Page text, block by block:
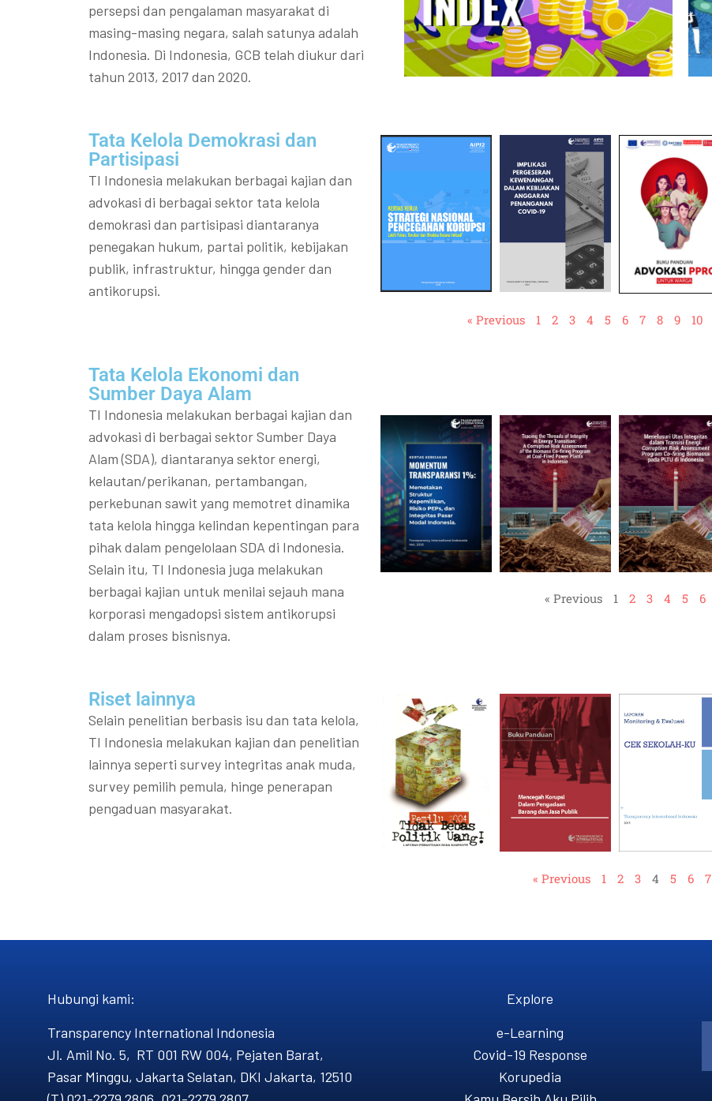
persepsi dan pengalaman masyarakat di
masing-masing negara, salah satunya adalah
Indonesia. Di Indonesia, GCB telah diukur dari
tahun 2013, 2017 dan 2020.
Tata Kelola Demokrasi dan
Partisipasi​
TI Indonesia melakukan berbagai kajian dan
advokasi di berbagai sektor tata kelola
demokrasi dan partisipasi diantaranya
penegakan hukum, partai politik, kebijakan
publik, infrastruktur, hingga gender dan
antikorupsi.
« Previous 1 2 3 4 5 6 7 8 9 10
Tata Kelola Ekonomi dan
Sumber Daya Alam
TI Indonesia melakukan berbagai kajian dan
advokasi di berbagai sektor Sumber Daya
Alam (SDA), diantaranya sektor energi,
kelautan/perikanan, pertambangan,
perkebunan sawit yang memotret dinamika
tata kelola hingga kelindan kepentingan para
pihak dalam pengelolaan SDA di Indonesia.
Selain itu, TI Indonesia juga melakukan
berbagai kajian untuk menilai sejauh mana
korporasi mengadopsi sistem antikorupsi
dalam proses bisnisnya.
« Previous 1 2 3 4 5 6
Riset lainnya​​
Selain penelitian berbasis isu dan tata kelola,
TI Indonesia melakukan kajian dan penelitian
lainnya seperti survey integritas anak muda,
survey pemilih pemula, hinge penerapan
pengaduan masyarakat.
« Previous 1 2 3 4 5 6 7
Hubungi kami​:
Transparency International Indonesia
Jl. Amil No. 5, RT 001 RW 004, Pejaten Barat,
Pasar Minggu, Jakarta Selatan, DKI Jakarta, 12510
Explore
e-Learning
Covid-19 Response
Korupedia